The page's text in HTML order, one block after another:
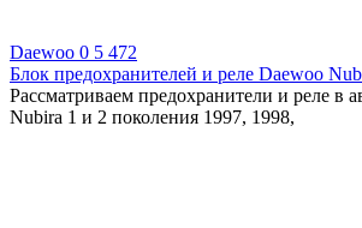
Daewoo 0 5 472
Блок предохранителей и реле Daewoo
Рассматриваем предохранители и реле в
Nubira 1 и 2 поколения 1997, 1998,